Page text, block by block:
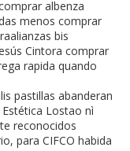
albenza
menos comprar
bis
Cintora comprar
rapida quando
pastillas abanderan
Lostao nì
reconocidos
para CIFCO habida